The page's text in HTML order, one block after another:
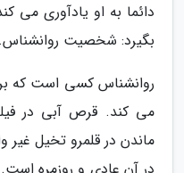
دائما به او یادآوری می
بگیرد: شخصیت روانشناس.
روانشناس کسی است که
می کند. قرص آبی در
ماندن در قلمرو تخیل